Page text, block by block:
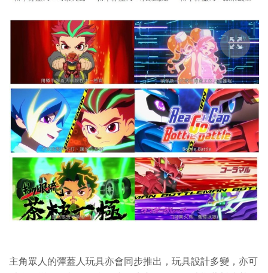
主角眾人的彈蓋人玩具亦會同步推出，玩具設計多變，亦可